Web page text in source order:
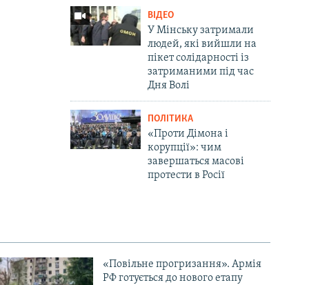
ВІДЕО
У Мінську затримали
людей, які вийшли на
пікет солідарності із
затриманими під час
Дня Волі
ПОЛІТИКА
«Проти Дімона і
корупції»: чим
завершаться масові
протести в Росії
«Повільне прогризання». Армія
РФ готується до нового етапу